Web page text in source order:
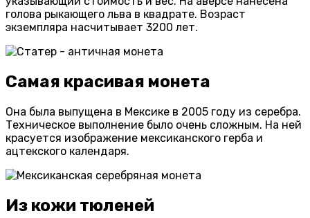
голова рыкающего льва в квадрате. Возраст
экземпляра насчитывает 3200 лет.
Самая красивая монета
Она была выпущена в Мексике в 2005 году из серебра.
Техническое выполнение было очень сложным. На ней
красуется изображение мексиканского герба и
ацтекского календаря.
Из кожи тюленей